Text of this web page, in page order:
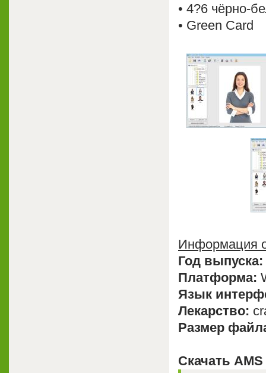
• 4?6 чёрно-
• Green Card
Информация
Год выпуска:
Платформа:
Язык
Лекарство:
Размер
Скачать